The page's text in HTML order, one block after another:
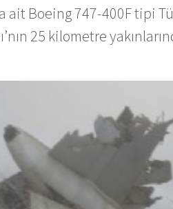
ait Boeing 747-400F tipi
25 kilometre